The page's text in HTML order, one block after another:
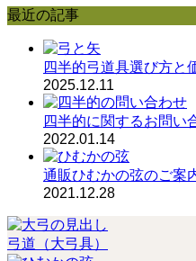
最近の記事
四半的弓道具選び方と
2025.12.11
四半的に関するお問い
2022.01.14
通販ひむかの弦のご案
2021.12.28
弓道（大弓具）